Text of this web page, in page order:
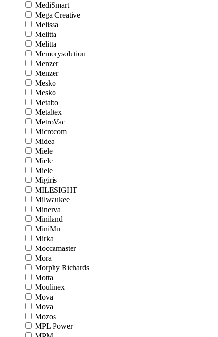
MediSmart
Mega Creative
Melissa
Melitta
Melitta
Memorysolution
Menzer
Menzer
Mesko
Mesko
Metabo
Metaltex
MetroVac
Microcom
Midea
Miele
Miele
Miele
Migiris
MILESIGHT
Milwaukee
Minerva
Miniland
MiniMu
Mirka
Moccamaster
Mora
Morphy Richards
Motta
Moulinex
Mova
Mova
Mozos
MPL Power